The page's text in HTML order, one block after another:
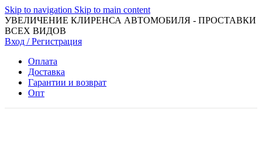
Skip to navigation Skip to main content
УВЕЛИЧЕНИЕ КЛИРЕНСА АВТОМОБИЛЯ - ПРОСТАВКИ
ВСЕХ ВИДОВ
Вход / Регистрация
Оплата
Доставка
Гарантии и возврат
Опт